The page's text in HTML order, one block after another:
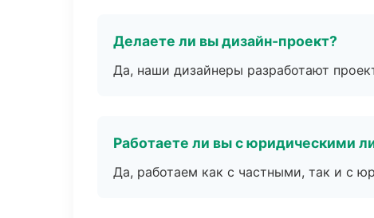
Делаете ли вы дизайн-проект?
Да, наши дизайнеры разработают
Работаете ли вы с юридическими
Да, работаем как с частными, так и с